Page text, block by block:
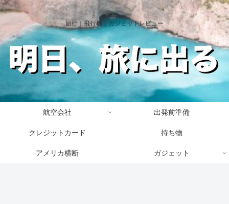
旅行｜飛行機｜ガジェットレビュー
航空会社 出発前準備
クレジットカード 持ち物
アメリカ横断 ガジェット